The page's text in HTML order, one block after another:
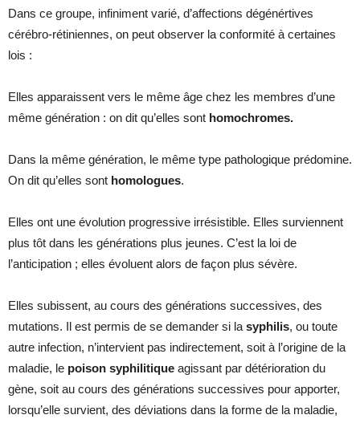
Dans ce groupe, infiniment varié, d’affections dégénértives
cérébro-rétiniennes, on peut observer la conformité à certaines
lois :
Elles apparaissent vers le même âge chez les membres d’une
même génération : on dit qu’elles sont homochromes.
Dans la même génération, le même type pathologique prédomine.
On dit qu’elles sont homologues.
Elles ont une évolution progressive irrésistible. Elles surviennent
plus tôt dans les générations plus jeunes. C’est la loi de
l’anticipation ; elles évoluent alors de façon plus sévère.
Elles subissent, au cours des générations successives, des
mutations. Il est permis de se demander si la syphilis, ou toute
autre infection, n’intervient pas indirectement, soit à l’origine de la
maladie, le poison syphilitique agissant par détérioration du
gène, soit au cours des générations successives pour apporter,
lorsqu’elle survient, des déviations dans la forme de la maladie,